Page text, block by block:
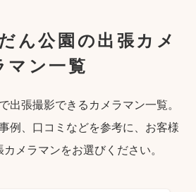
ん公園の出張カメ
マン一覧
出張撮影できるカメラマン一覧。
例、口コミなどを参考に、お客様
メラマンをお選びください。